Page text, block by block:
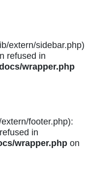
extern/
refused in
wrapper.php
footer.php):
in
wrapper.php on